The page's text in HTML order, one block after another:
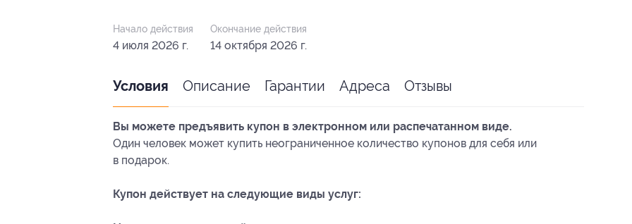
Начало действия
4 июля 2026 г.
Окончание действия
14 октября 2026 г.
Условия Описание Гарантии Адреса Отзывы
Вы можете предъявить купон в электронном или распечатанном виде.
Один человек может купить неограниченное количество купонов для себя или
в подарок.
Купон действует на следующие виды услуг: